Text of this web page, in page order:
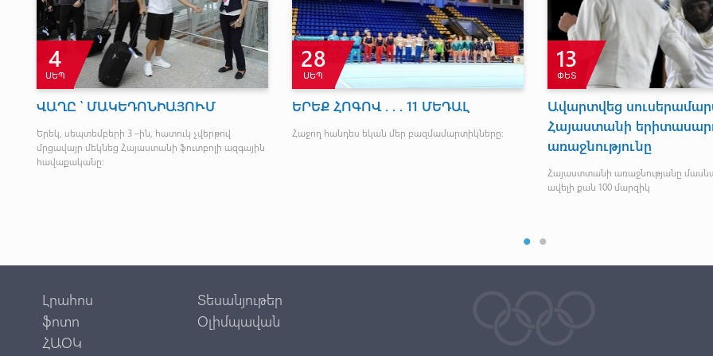
4
ՍԵՊ
ՎԱՂԸ ՝ ՄԱԿԵԴՈՆԻԱՅՈՒՄ
Երեկ, սեպտեմբերի 3 –ին, հատուկ չվերթով
մրցավայր մեկնեց Հայաստանի ֆուտբոլի ազգային
հավաքականը։
28
ՍԵՊ
ԵՐԵՔ ՀՈԳՈՎ . . . 11 ՄԵԴԱԼ
Հաջող հանդես եկան մեր բազմամարտիկները:
13
ՓԵՏ
Ավարտվեց
Հայաստանի
առաջնությունը
Հայաստտանի առաջնությանը
ավելի քան 100 մարզիկ
Լրահոս
Տեսանյութեր
ֆոտո
Օլիմպավան
ՀԱՕԿ